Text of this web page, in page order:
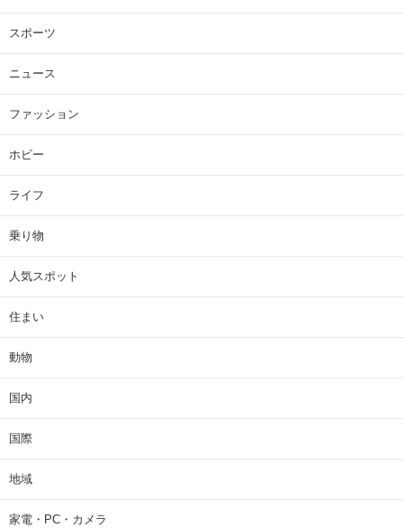
スポーツ
ニュース
ファッション
ホビー
ライフ
乗り物
人気スポット
住まい
動物
国内
国際
地域
家電・PC・カメラ